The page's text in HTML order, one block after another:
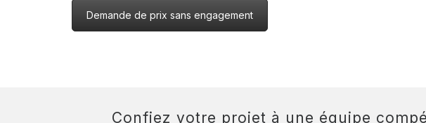
Demande de prix sans engagement
Confiez votre projet à une équipe